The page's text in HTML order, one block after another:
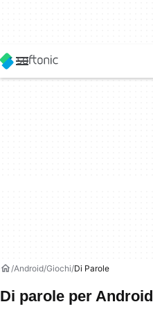
Android Giochi Di Parole
Di parole per Android